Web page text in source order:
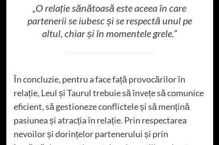
„O relație sănătoasă este aceea în care
partenerii se iubesc și se respectă unul pe
altul, chiar și în momentele grele.”
În concluzie, pentru a face față provocărilor în
relație, Leul și Taurul trebuie să învețe să comunice
eficient, să gestioneze conflictele și să mențină
pasiunea și atracția în relație. Prin respectarea
nevoilor și dorințelor partenerului și prin